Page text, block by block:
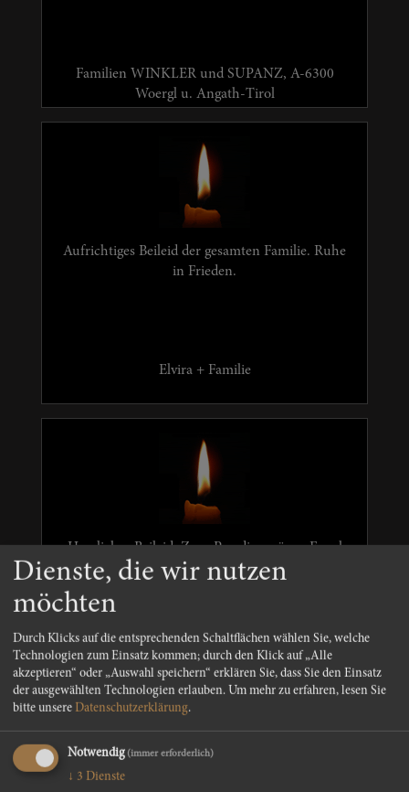
Familien WINKLER und SUPANZ, A-6300
Woergl u. Angath-Tirol
Aufrichtiges Beileid der gesamten Familie. Ruhe
in Frieden.
Elvira + Familie
Herzliches Beileid. Zum Psradise mögen Engel
dich geleiten
Renate Seeber
Dienste, die wir nutzen
möchten
Durch Klicks auf die entsprechenden Schaltflächen wählen Sie, welche
Technologien zum Einsatz kommen; durch den Klick auf „Alle
akzeptieren“ oder „Auswahl speichern“ erklären Sie, dass Sie den Einsatz
der ausgewählten Technologien erlauben. Um mehr zu erfahren, lesen Sie
bitte unsere Datenschutzerklärung.
Notwendig (immer erforderlich)
↓ 3 Dienste